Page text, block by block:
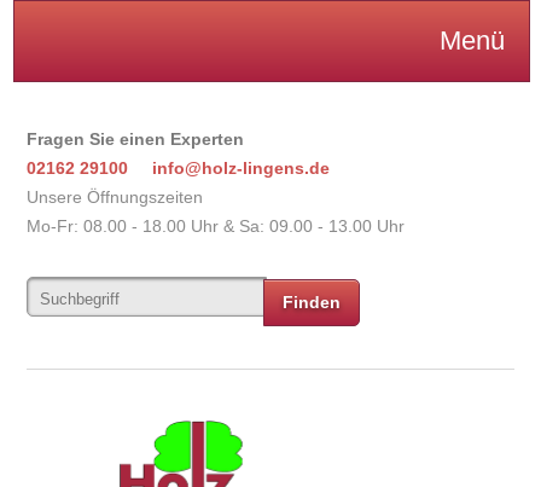
Menü
Fragen Sie einen Experten
02162 29100
info@holz-lingens.de
Unsere Öffnungszeiten
Mo-Fr: 08.00 - 18.00 Uhr & Sa: 09.00 - 13.00 Uhr